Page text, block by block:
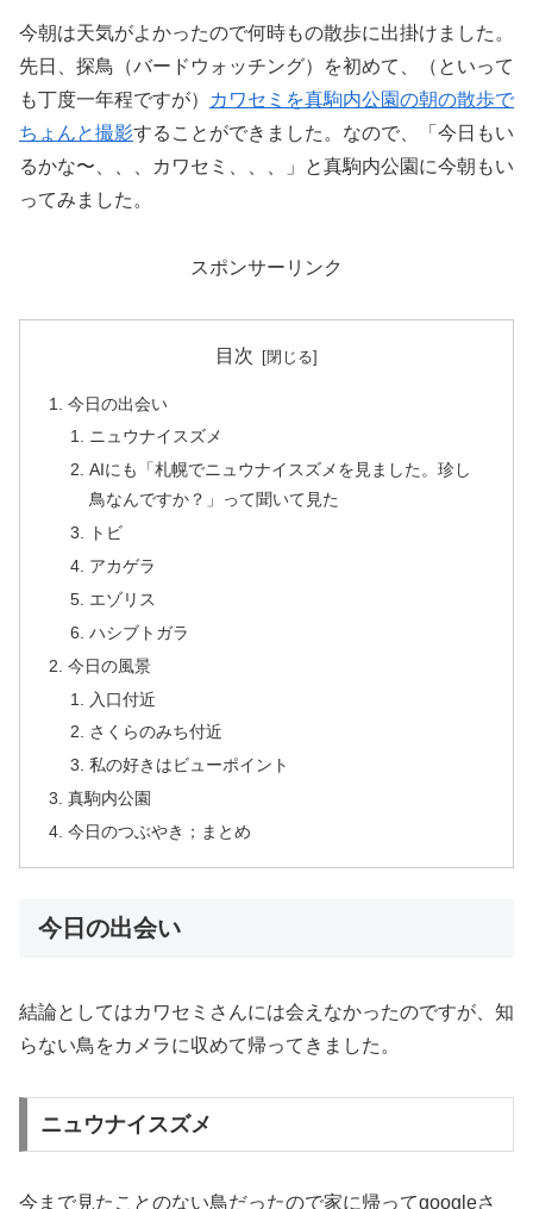
今朝は天気がよかったので何時もの散歩に出掛けました。
先日、探鳥（バードウォッチング）を初めて、（といって
も丁度一年程ですが）
カワセミを真駒内公園の朝の散歩で
ちょんと撮影することができました。なので、「今日もい
るかな〜、、、カワセミ、、、」と真駒内公園に今朝もい
ってみました。
スポンサーリンク
目次
今日の出会い
ニュウナイスズメ
AIにも「札幌でニュウナイスズメを見ました。珍し
鳥なんですか？」って聞いて見た
トビ
アカゲラ
エゾリス
ハシブトガラ
今日の風景
入口付近
さくらのみち付近
私の好きはビューポイント
真駒内公園
今日のつぶやき；まとめ
今日の出会い
結論としてはカワセミさんには会えなかったのですが、知
らない鳥をカメラに収めて帰ってきました。
ニュウナイスズメ
今まで見たことのない鳥だったので家に帰ってgoogleさ